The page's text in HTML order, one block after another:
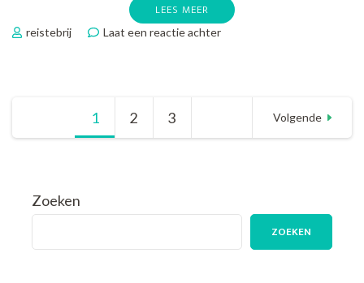
LEES MEER
reistebrij Laat een reactie achterop
Avontuurlijke
Jongerenreizen
BerichtenPagina
1 Pagina
2 Pagina
3 Volgende
Zoeken
ZOEKEN